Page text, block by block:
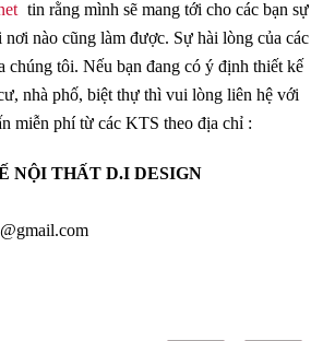
tin rằng mình sẽ mang tới cho các bạn sự
nào cũng làm được. Sự hài lòng của các
chúng tôi. Nếu bạn đang có ý định thiết kế
nhà phố, biệt thự thì vui lòng liên hệ với
miễn phí từ các KTS theo địa chỉ :
NỘI THẤT D.I DESIGN